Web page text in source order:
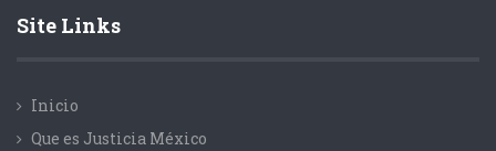
Site Links
Inicio
Que es Justicia México